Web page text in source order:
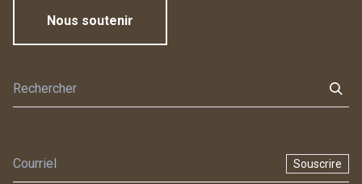
Nous soutenir
Souscrire